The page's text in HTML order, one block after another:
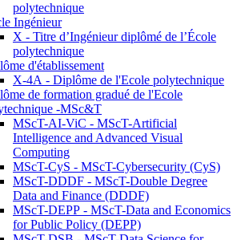
polytechnique
Ingénieur
X - Titre d’Ingénieur diplômé de l’École
polytechnique
d'établissement
X-4A - Diplôme de l'Ecole polytechnique
de formation gradué de l'Ecole
-MSc&T
MScT-AI-ViC - MScT-Artificial
Intelligence and Advanced Visual
Computing
MScT-CyS - MScT-Cybersecurity (CyS)
MScT-DDDF - MScT-Double Degree
Data and Finance (DDDF)
MScT-DEPP - MScT-Data and Economics
for Public Policy (DEPP)